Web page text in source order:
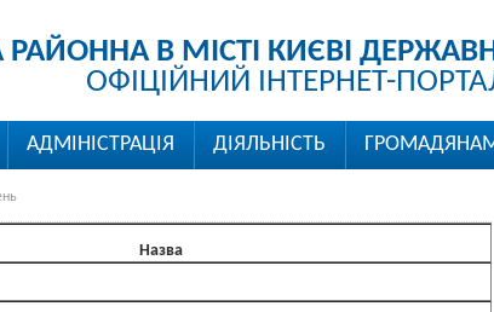
РАЙОННА В МІСТІ КИЄВІ
ОФІЦІЙНИЙ ІНТЕРНЕТ-
АДМІНІСТРАЦІЯ ДІЯЛЬНІСТЬ
Назва